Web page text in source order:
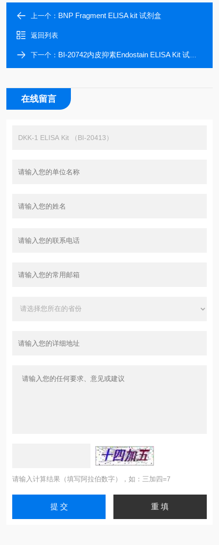
上一个： BNP Fragment ELISA kit 试剂盒
返回列表
下一个： BI-20742内皮抑素Endostain ELISA Kit 试剂盒
在线留言
请输入计算结果（填写阿拉伯数字），如：三加四=7